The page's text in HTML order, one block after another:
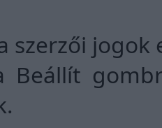
szerzői
Beállít